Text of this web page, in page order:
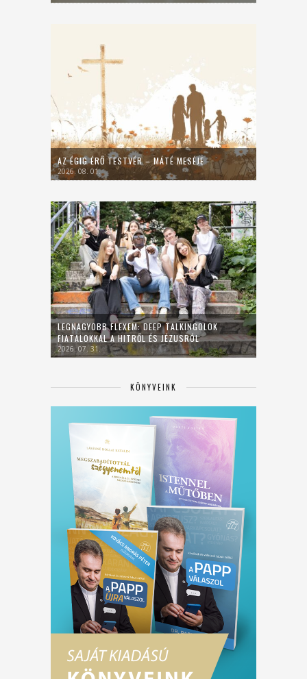
AZ ÉGIG ÉRŐ TESTVÉR – MÁTÉ MESÉJE
2026. 08. 01.
LEGNAGYOBB FLEXEM: DEEP TALKINGOLOK
FIATALOKKAL A HITRŐL ÉS JÉZUSRÓL
2026. 07. 31.
KÖNYVEINK